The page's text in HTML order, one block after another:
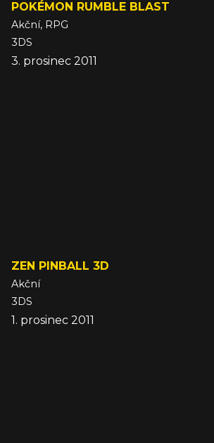
POKÉMON RUMBLE BLAST
Akční, RPG
3DS
3. prosinec 2011
ZEN PINBALL 3D
Akční
3DS
1. prosinec 2011